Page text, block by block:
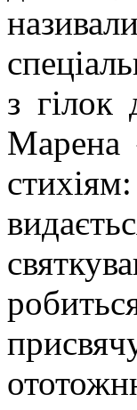
з гілок
Марена